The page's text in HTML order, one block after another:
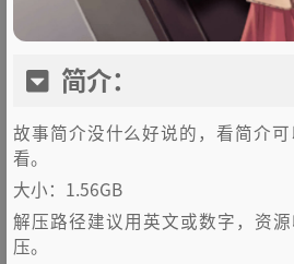
简介：
故事简介没什么好说的，看简介
看。
大小：1.56GB
解压路径建议用英文或数字，资
压。